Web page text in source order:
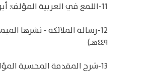
11-اللمع في العربية المؤلف: أبو الفتح عثمان بن جني الموصلي (ت ٣٩٢هـ)
12-رسالة الملائكة - نشرها
٤٤٩هـ)
13-شرح المقدمة المحسبة المؤلف: طاهر بن أحمد بن بابشاذ (ت ٤٦٩ هـ)